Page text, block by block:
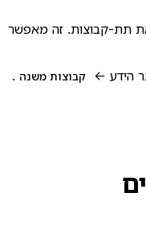
תת-קבוצות. זה מאפשר
הידע ←
קבוצות משנה .